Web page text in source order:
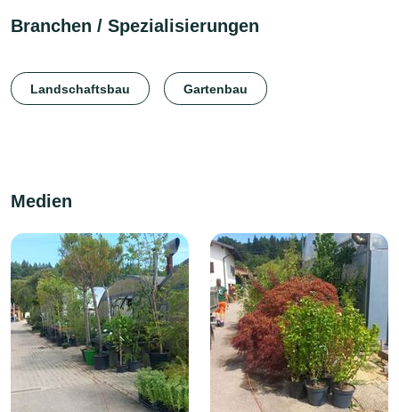
Branchen / Spezialisierungen
Landschaftsbau Gartenbau
Medien